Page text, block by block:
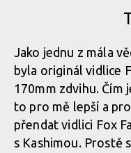
Jako jednu z mála
byla originál vidlice
170mm zdvihu. Čím
to pro mě lepší a
přendat vidlici Fox
s Kashimou. Prostě